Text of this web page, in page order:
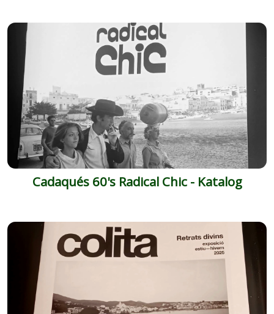
Cadaqués 60's Radical Chic - Katalog